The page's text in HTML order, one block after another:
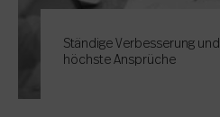
Ständige Verbesserung und
höchste Ansprüche